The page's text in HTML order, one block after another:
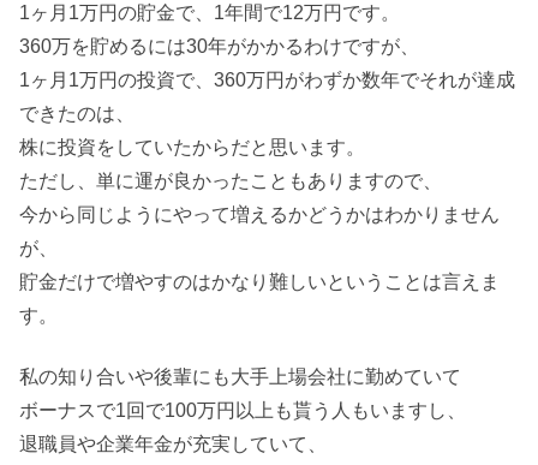
1ヶ月1万円の貯金で、1年間で12万円です。
360万を貯めるには30年がかかるわけですが、
1ヶ月1万円の投資で、360万円がわずか数年でそれが達成
できたのは、
株に投資をしていたからだと思います。
ただし、単に運が良かったこともありますので、
今から同じようにやって増えるかどうかはわかりません
が、
貯金だけで増やすのはかなり難しいということは言えま
す。
私の知り合いや後輩にも大手上場会社に勤めていて
ボーナスで1回で100万円以上も貰う人もいますし、
退職員や企業年金が充実していて、